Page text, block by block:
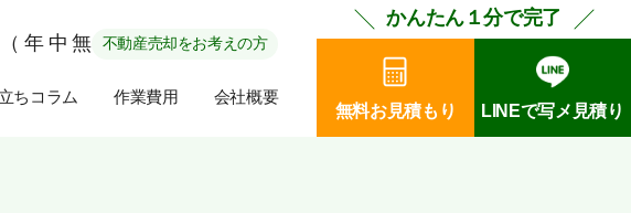
年中無
不動産売却をお考えの方
ちコラム 作業費用 会社概要
かんたん１分で完了
無料お見積もり LINEで写メ見積り